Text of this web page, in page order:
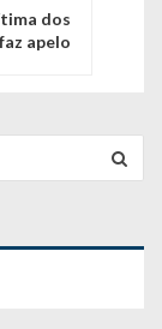
dos
apelo